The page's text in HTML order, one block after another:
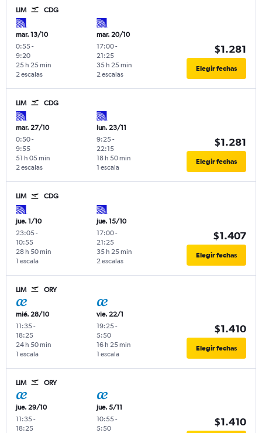
LIM CDG
mar. 13/10
0:55-
9:20
2 escalas
25 h 25 min
mar. 20/10
17:00-
21:25
2 escalas
35 h 25 min
$1.281
Elegir fechas
LIM CDG
mar. 27/10
0:50-
9:55
2 escalas
51 h 05 min
lun. 23/11
9:25-
22:15
1 escala
18 h 50 min
$1.281
Elegir fechas
LIM CDG
jue. 1/10
23:05-
10:55
1 escala
28 h 50 min
jue. 15/10
17:00-
21:25
2 escalas
35 h 25 min
$1.407
Elegir fechas
LIM ORY
mié. 28/10
11:35-
18:25
1 escala
24 h 50 min
vie. 22/1
19:25-
5:50
1 escala
16 h 25 min
$1.410
Elegir fechas
LIM ORY
jue. 29/10
11:35-
18:25
jue. 5/11
10:55-
5:50
$1.410